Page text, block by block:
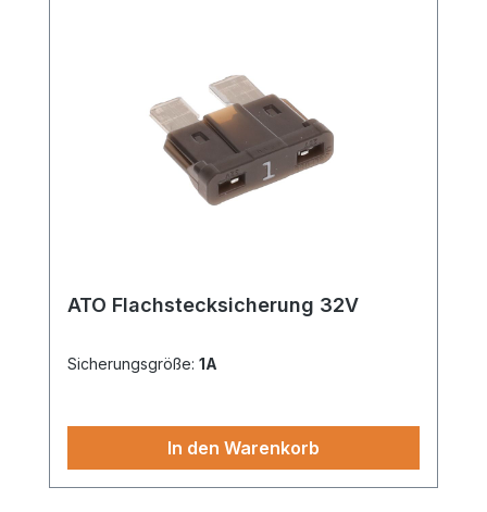
ATO Flachstecksicherung 32V
Sicherungsgröße: 1A
In den Warenkorb